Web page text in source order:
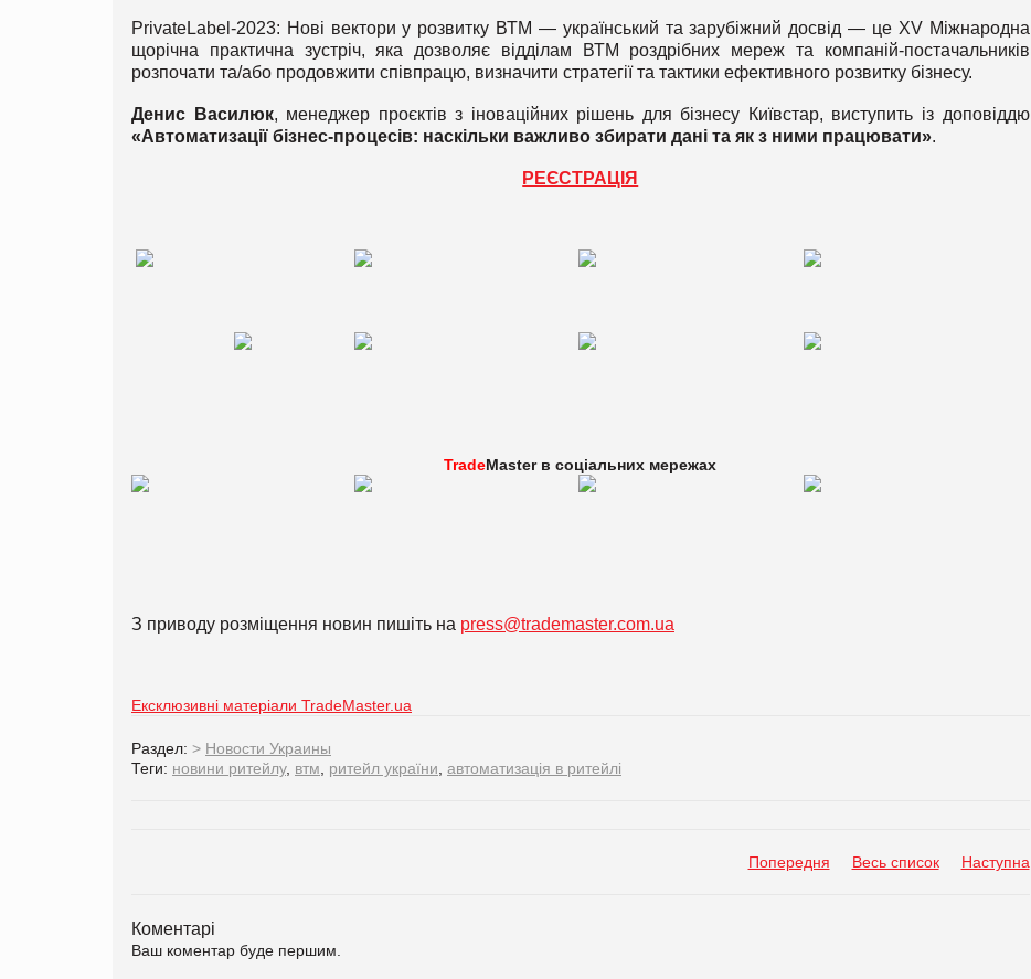
PrivateLabel-2023: Нові вектори у розвитку ВТМ — український та зарубіжний досвід — це XV Міжнародна
щорічна практична зустріч, яка дозволяє відділам ВТМ роздрібних мереж та компаній-постачальників
розпочати та/або продовжити співпрацю, визначити стратегії та тактики ефективного розвитку бізнесу.
Денис Василюк, менеджер проєктів з іноваційних рішень для бізнесу Київстар, виступить із доповіддю
«Автоматизації бізнес-процесів: наскільки важливо збирати дані та як з ними працювати».
РЕЄСТРАЦІЯ
TradeMaster в соціальних мережах
З приводу розміщення новин пишіть на press@trademaster.com.ua
Ексклюзивні матеріали TradeMaster.ua
Раздел: > Новости Украины
Теги: новини ритейлу, втм ритейл україни автоматизація в ритейлі
Попередня Весь список Наступна
Коментарі
Ваш коментар буде першим.